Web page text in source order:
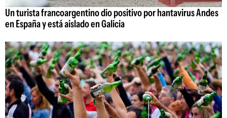
Un turista francoargentino dio positivo por hantavirus Andes
en España y está aislado en Galicia